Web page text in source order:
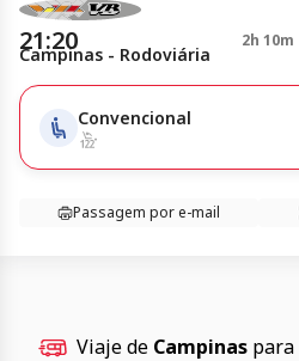
21:20 2h 10m
Campinas - Rodoviária
Convencional
Passagem por e-mail
Viaje de Campinaspara